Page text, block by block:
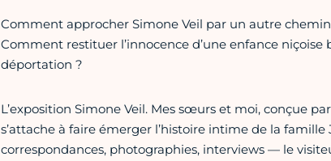
Comment approcher Simone Veil par un autre
Comment restituer l’innocence d’une enfance
déportation ?
L’exposition Simone Veil. Mes sœurs et moi, conçue
s’attache à faire émerger l’histoire intime de la
correspondances, photographies, interviews — le